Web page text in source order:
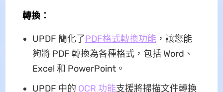
轉換：
UPDF 簡化了PDF格式轉換功能，讓您能
夠將 PDF 轉換為各種格式，包括 Word、
Excel 和 PowerPoint。
UPDF 中的 OCR 功能支援將掃描文件轉換